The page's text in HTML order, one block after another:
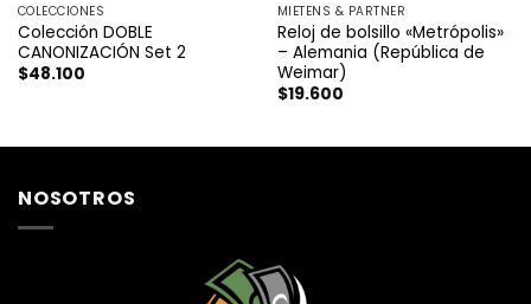
COLECCIONES
Colección DOBLE
CANONIZACIÓN Set 2
$48.100
MIETENS & PARTNER
Reloj de bolsillo «Metrópolis»
– Alemania (República de
Weimar)
$19.600
NOSOTROS